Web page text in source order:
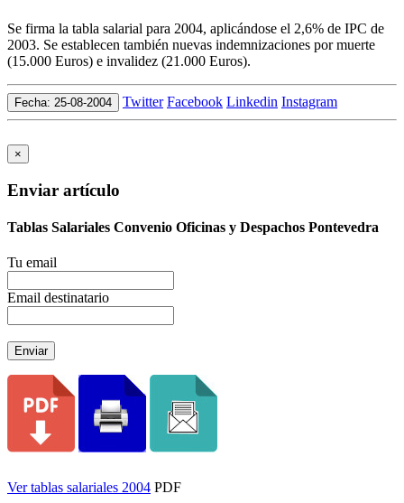
Se firma la tabla salarial para 2004, aplicándose el 2,6% de IPC de
2003. Se establecen también nuevas indemnizaciones por muerte
(15.000 Euros) e invalidez (21.000 Euros).
Fecha: 25-08-2004 Twitter Facebook Linkedin Instagram
×
Enviar artículo
Tablas Salariales Convenio Oficinas y Despachos Pontevedra
Tu email
Email destinatario
Enviar
Ver tablas salariales 2004 PDF